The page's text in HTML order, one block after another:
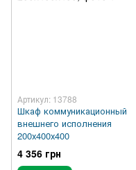
Артикул: 13788
Шкаф коммуникационный
внешнего исполнения
200х400х400
4 356 грн